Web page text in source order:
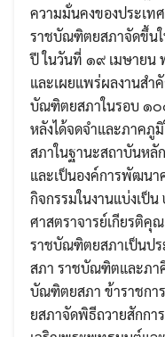
ความมั่นคงของประเท
ราชบัณฑิตยสภาจัดขึ้น
ปี ในวันที่ ๑๙ เมษายน
และเผยแพร่ผลงานสํ
บัณฑิตยสภาในรอบ ๑๐
หลังได้จดจำและภาคภู
สภาในฐานะสถาบันหลั
และเป็นองค์การพัฒนา
กิจกรรมในงานแบ่งเป็
ศาสตราจารย์เกียรติคุ
ราชบัณฑิตยสภาเป็นป
สภา ราชบัณฑิตและภา
บัณฑิตยสภา ข้าราชกา
ยสภาจัดพิธีถวายสักก